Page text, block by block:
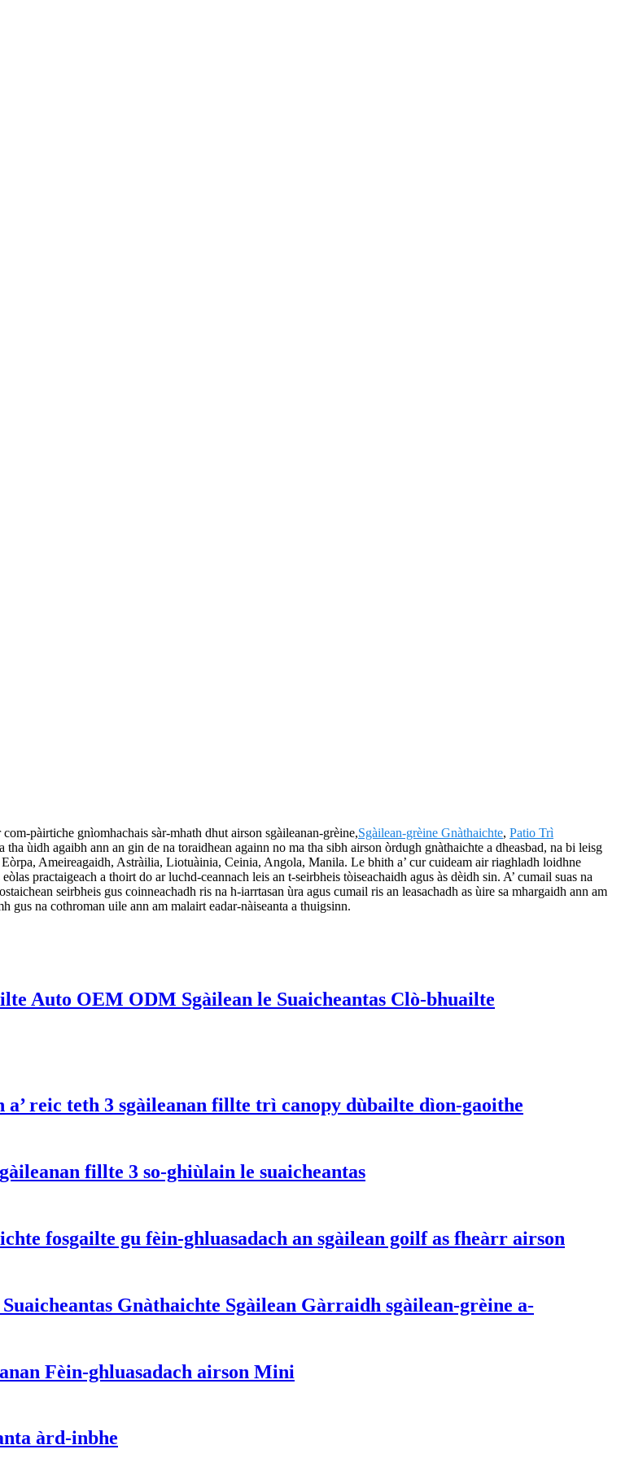
pàirtiche gnìomhachais sàr-mhath dhut airson sgàileanan-grèine,Sgàilean-grèine Gnàthaichte, Patio Trì
tha ùidh agaibh ann an gin de na toraidhean againn no ma tha sibh airson òrdugh gnàthaichte a dheasbad, na bi leisg
Ameireagaidh, Astràilia, Liotuàinia, Ceinia, Angola, Manila. Le bhith a’ cur cuideam air riaghladh loidhne
practaigeach a thoirt do ar luchd-ceannach leis an t-seirbheis tòiseachaidh agus às dèidh sin. A’ cumail suas na
seirbheis gus coinneachadh ris na h-iarrtasan ùra agus cumail ris an leasachadh as ùire sa mhargaidh ann am
gus na cothroman uile ann am malairt eadar-nàiseanta a thuigsinn.
Auto OEM ODM Sgàilean le Suaicheantas Clò-bhuailte
reic teth 3 sgàileanan fillte trì canopy dùbailte dìon-gaoithe
fillte 3 so-ghiùlain le suaicheantas
fosgailte gu fèin-ghluasadach an sgàilean goilf as fheàrr airson
Gnàthaichte Sgàilean Gàrraidh sgàilean-grèine a-
Fèin-ghluasadach airson Mini
àrd-inbhe